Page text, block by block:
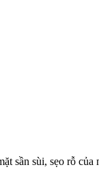
sần sùi, sẹo rỗ của